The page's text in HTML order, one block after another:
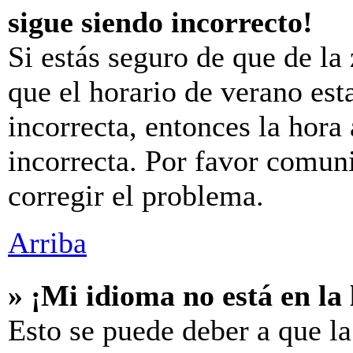
sigue siendo incorrecto!
Si estás seguro de que de
que el horario de verano
incorrecta, entonces la
incorrecta. Por favor
corregir el problema.
Arriba
» ¡Mi idioma no está en
Esto se puede deber a que